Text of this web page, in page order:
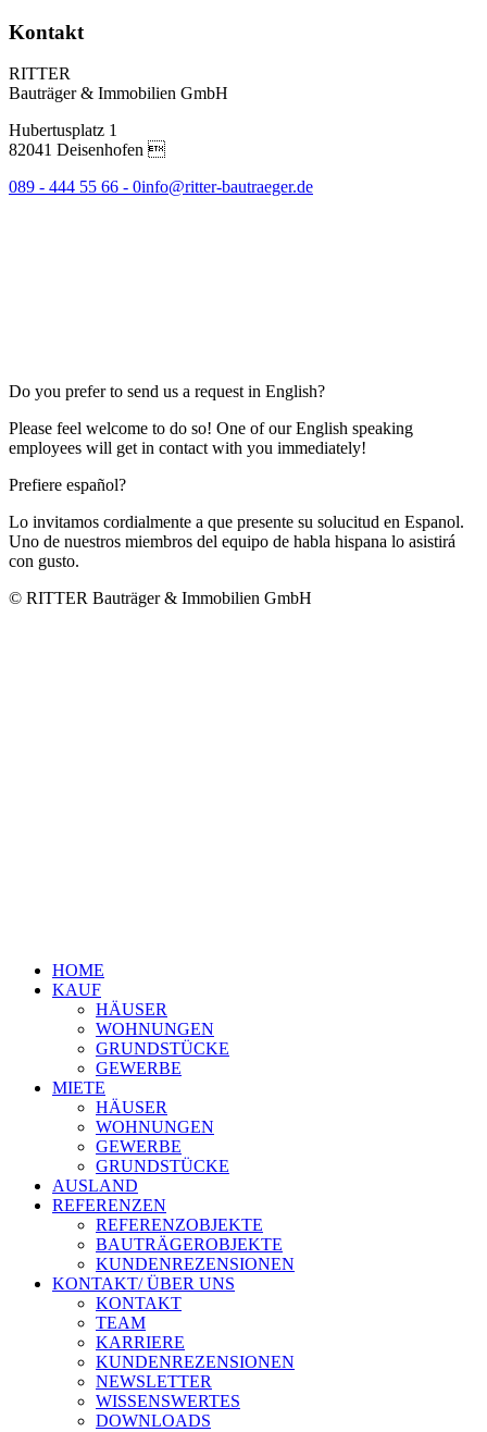
Kontakt
RITTER
Bauträger & Immobilien GmbH
Hubertusplatz 1
82041 Deisenhofen 
089 - 444 55 66 - 0info@ritter-bautraeger.de
Do you prefer to send us a request in English?
Please feel welcome to do so! One of our English speaking
employees will get in contact with you immediately!
Prefiere español?
Lo invitamos cordialmente a que presente su solucitud en Espanol.
Uno de nuestros miembros del equipo de habla hispana lo asistirá
con gusto.
© RITTER Bauträger & Immobilien GmbH
HOME
KAUF
HÄUSER
WOHNUNGEN
GRUNDSTÜCKE
GEWERBE
MIETE
HÄUSER
WOHNUNGEN
GEWERBE
GRUNDSTÜCKE
AUSLAND
REFERENZEN
REFERENZOBJEKTE
BAUTRÄGEROBJEKTE
KUNDENREZENSIONEN
KONTAKT/ ÜBER UNS
KONTAKT
TEAM
KARRIERE
KUNDENREZENSIONEN
NEWSLETTER
WISSENSWERTES
DOWNLOADS